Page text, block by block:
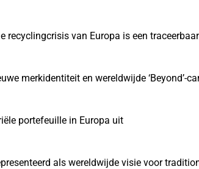
recyclingcrisis van Europa is een
merkidentiteit en wereldwijde ‘Beyond’-
portefeuille in Europa uit
als wereldwijde visie voor